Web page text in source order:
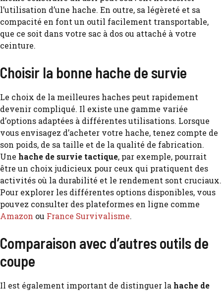
l’utilisation d’une hache. En outre, sa légèreté et sa
compacité en font un outil facilement transportable,
que ce soit dans votre sac à dos ou attaché à votre
ceinture.
Choisir la bonne hache de survie
Le choix de la meilleures haches peut rapidement
devenir compliqué. Il existe une gamme variée
d’options adaptées à différentes utilisations. Lorsque
vous envisagez d’acheter votre hache, tenez compte de
son poids, de sa taille et de la qualité de fabrication.
Une hache de survie tactique, par exemple, pourrait
être un choix judicieux pour ceux qui pratiquent des
activités où la durabilité et le rendement sont cruciaux.
Pour explorer les différentes options disponibles, vous
pouvez consulter des plateformes en ligne comme
Amazon ou France Survivalisme.
Comparaison avec d’autres outils de
coupe
Il est également important de distinguer la hache de